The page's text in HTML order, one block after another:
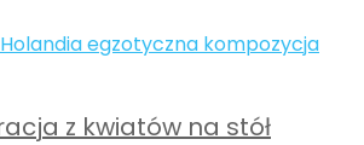
z kwiatów na stół